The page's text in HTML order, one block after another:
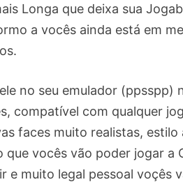
Longa que deixa sua
a vocês ainda está em
no seu emulador (ppsspp)
compatível com qualquer
faces muito realistas, estilo
vocês vão poder jogar a
e muito legal pessoal voçês